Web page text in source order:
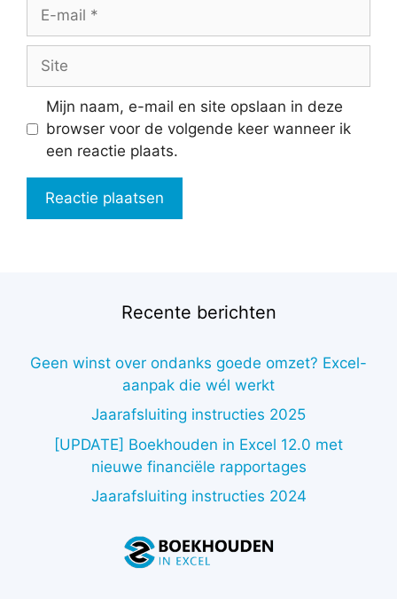
mail
Mijn naam, e-mail en site opslaan in deze
browser voor de volgende keer wanneer ik
een reactie plaats.
Recente berichten
Geen winst over ondanks goede omzet? Excel-
aanpak die wél werkt
Jaarafsluiting instructies 2025
[UPDATE] Boekhouden in Excel 12.0 met
nieuwe financiële rapportages
Jaarafsluiting instructies 2024